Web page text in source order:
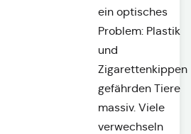
ein optisches
Problem: Plastik
und
Zigarettenkippen
gefährden Tiere
massiv. Viele
verwechseln